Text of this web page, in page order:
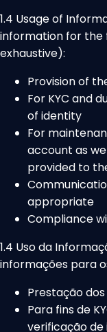
1.4 Usage of
information for the
exhaustive):
Provision of
For KYC and
of identity
For
account as
provided to
appropriate
Compliance
1.4 Uso da
informações para
Prestação
Para fins de
verificação